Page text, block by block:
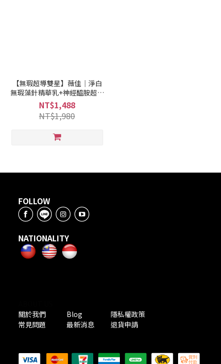
【無瑕超導雙星】薇佳｜淨白
無瑕藻針精華乳+神經醯胺超導
穩膚露
NT$1,488
NT$1,980
FOLLOW
NATIONALITY
關於我們
Blog
隱私權政策
常見問題
最新消息 退貨申請